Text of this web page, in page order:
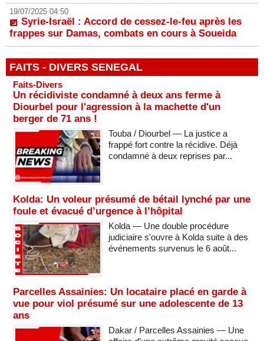
19/07/2025 04:50
Syrie-Israël : Accord de cessez-le-feu après les
frappes sur Damas, combats en cours à Soueida
FAITS - DIVERS SENEGAL
Faits-Divers
Un récidiviste condamné à deux ans ferme à
Diourbel pour l'agression à la machette d'un
berger de 71 ans !
Touba / Diourbel — La justice a
frappé fort contre la récidive. Déjà
condamné à deux reprises par...
Kolda: Un voleur présumé de bétail lynché par une
foule et évacué d’urgence à l’hôpital
Kolda — Une double procédure
judiciaire s'ouvre à Kolda suite à des
événements survenus le 6 août...
Parcelles Assainies: Un locataire placé en garde à
vue pour viol présumé sur une adolescente de 13
ans
Dakar / Parcelles Assainies — Une